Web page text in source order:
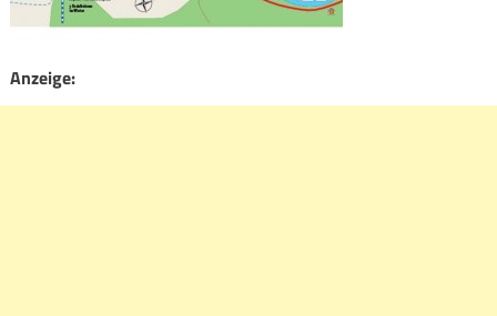
Anzeige: